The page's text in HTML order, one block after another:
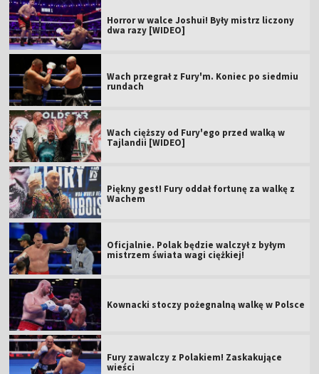
Horror w walce Joshui! Były mistrz liczony
dwa razy [WIDEO]
Wach przegrał z Fury'm. Koniec po siedmiu
rundach
Wach cięższy od Fury'ego przed walką w
Tajlandii [WIDEO]
Piękny gest! Fury oddał fortunę za walkę z
Wachem
Oficjalnie. Polak będzie walczył z byłym
mistrzem świata wagi ciężkiej!
Kownacki stoczy pożegnalną walkę w Polsce
Fury zawalczy z Polakiem! Zaskakujące
wieści